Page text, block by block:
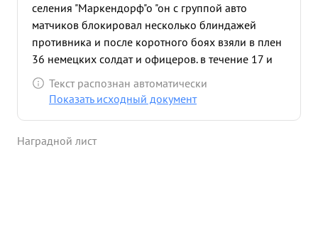
селения "Маркендорф"о "он с группой авто
матчиков блокировал несколько блиндажей
противника и после коротного боях взяли в плен
36 немецких солдат и офицеров. в течение 17 и
18.4.45. когда противник крупный силами
перешел в онтратаки стремясь восстановить
обороны день и ноч отбивал контатаки
Текст распознан автоматически
Показать исходный документ
Наградной лист